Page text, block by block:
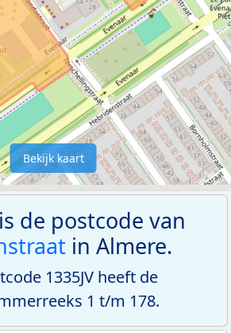
Bekijk kaart
de postcode van
in Almere.
1335JV heeft de
1 t/m 178.